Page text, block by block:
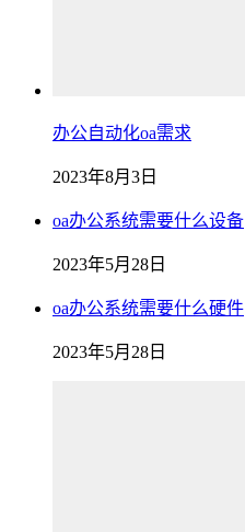
办公自动化oa需求
2023年8月3日
oa办公系统需要什么设备
2023年5月28日
oa办公系统需要什么硬件
2023年5月28日